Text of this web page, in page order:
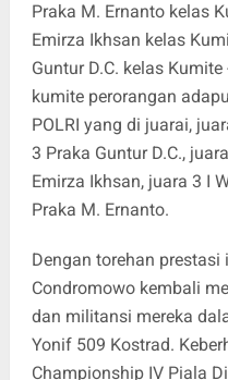
Praka M. Ernanto kelas
Emirza Ikhsan kelas
Guntur D.C. kelas
kumite perorangan
POLRI yang di juarai,
3 Praka Guntur D.C.,
Emirza Ikhsan, juara 3 I
Praka M. Ernanto.
Dengan torehan
Condromowo kembali
dan militansi mereka
Yonif 509 Kostrad.
Championship IV Piala